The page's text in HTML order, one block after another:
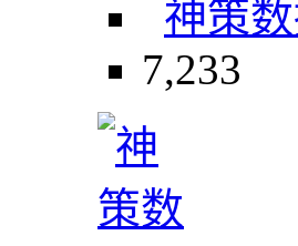
神策
7,233